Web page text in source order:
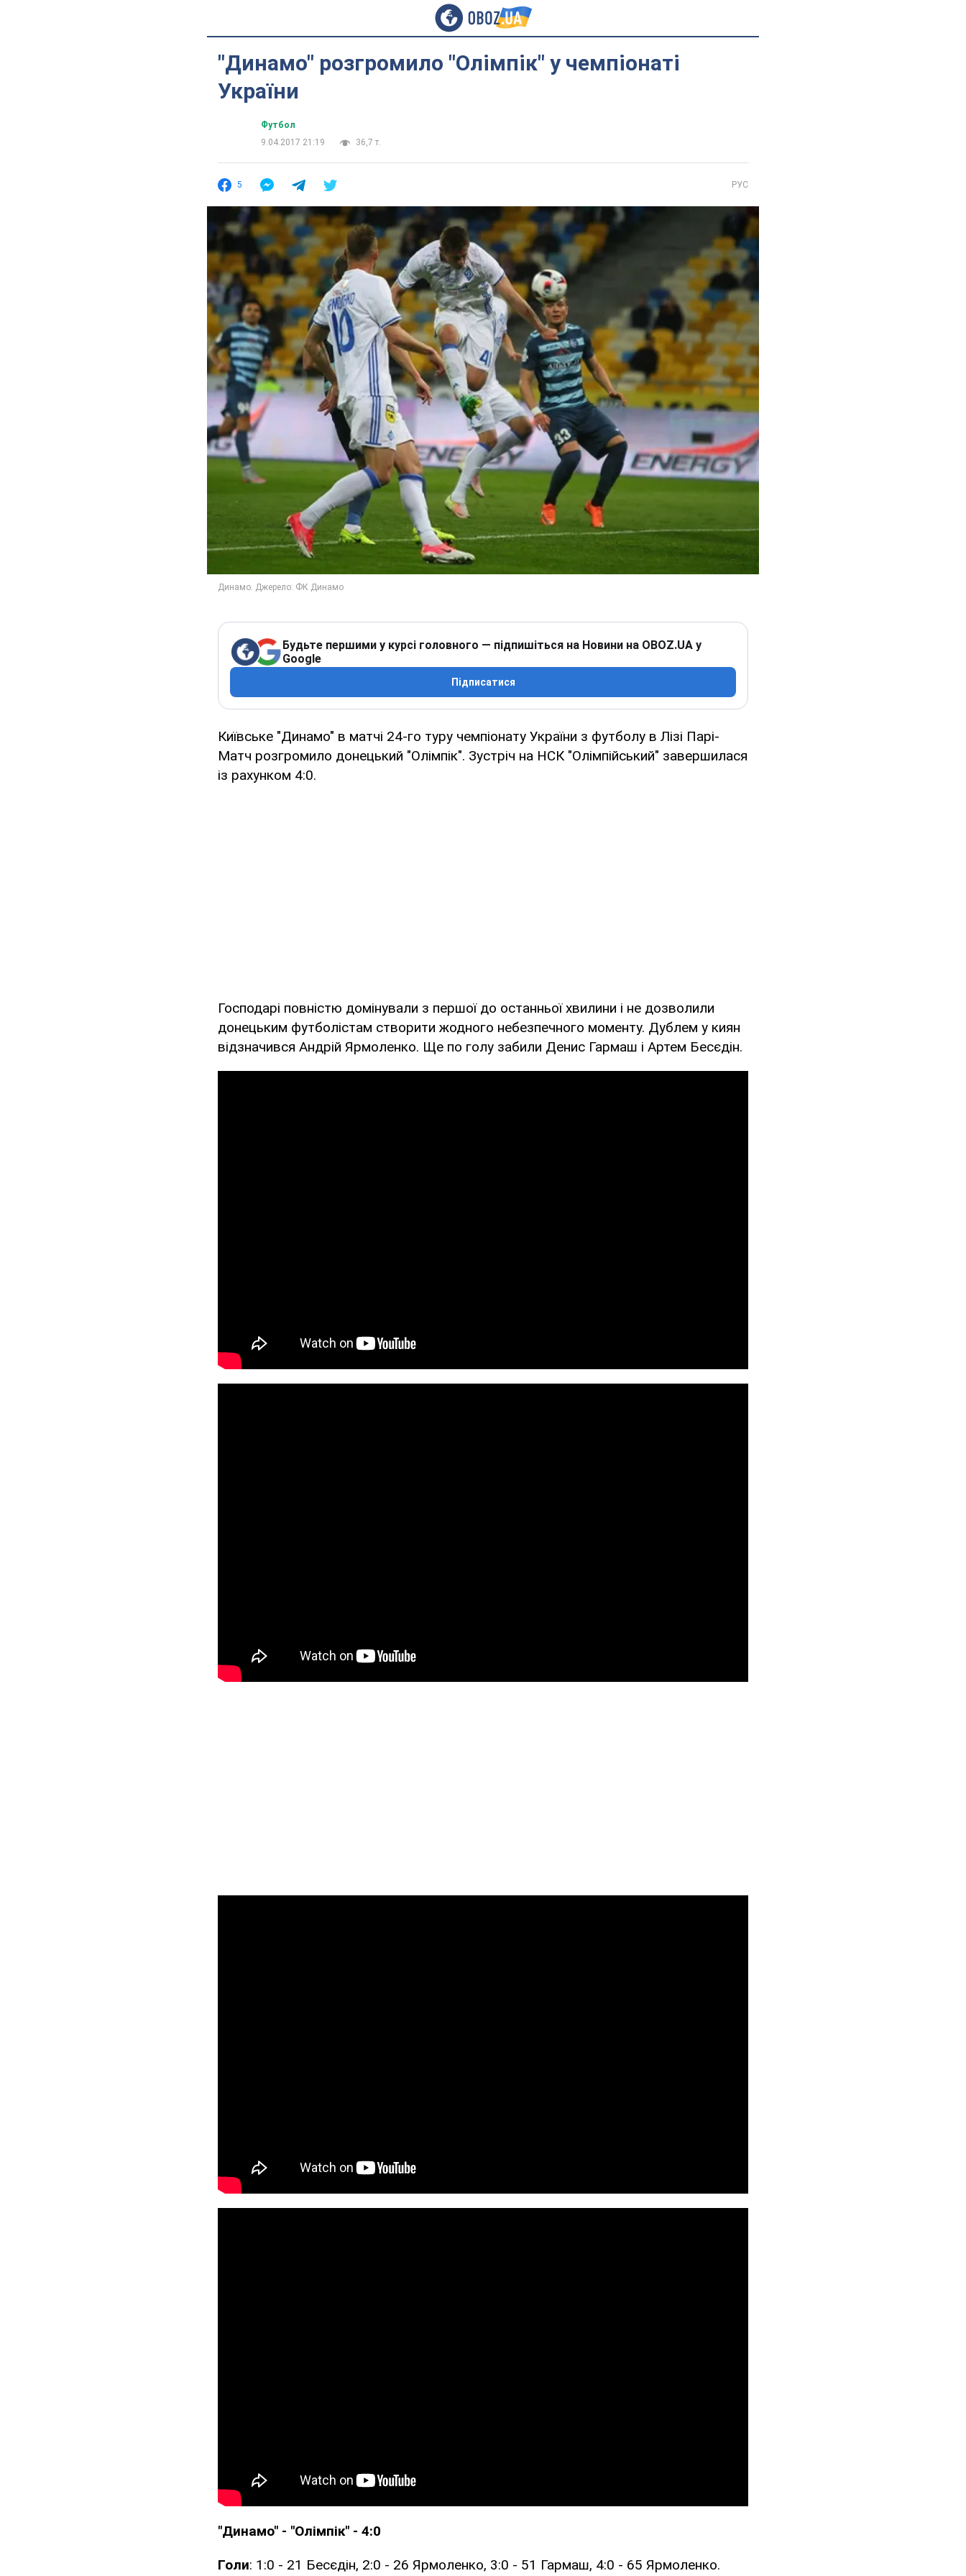
"Динамо" розгромило "Олімпік" у чемпіонаті
України
Футбол
9.04.2017 21:19
36,7 т.
5 РУС
Будьте першими у курсі головного — підпишіться на Новини на OBOZ.UA у
Google
Підписатися
Київське "Динамо" в матчі 24-го туру чемпіонату України з футболу в Лізі Парі-
Матч розгромило донецький "Олімпік". Зустріч на НСК "Олімпійський" завершилася
із рахунком 4:0.
Господарі повністю домінували з першої до останньої хвилини і не дозволили
донецьким футболістам створити жодного небезпечного моменту. Дублем у киян
відзначився Андрій Ярмоленко. Ще по голу забили Денис Гармаш і Артем Бесєдін.
"Динамо" - "Олімпік" - 4:0
Голи: 1:0 - 21 Бесєдін, 2:0 - 26 Ярмоленко, 3:0 - 51 Гармаш, 4:0 - 65 Ярмоленко.